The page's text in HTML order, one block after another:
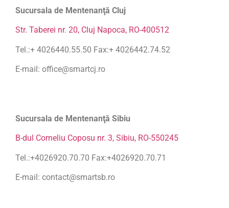
Sucursala de Mentenanţă Cluj
Str. Taberei nr. 20, Cluj Napoca, RO-400512
Tel.:+ 4026440.55.50 Fax:+ 4026442.74.52
E-mail: office@smartcj.ro
Sucursala de Mentenanţă Sibiu
B-dul Corneliu Coposu nr. 3, Sibiu, RO-550245
Tel.:+4026920.70.70 Fax:+4026920.70.71
E-mail: contact@smartsb.ro